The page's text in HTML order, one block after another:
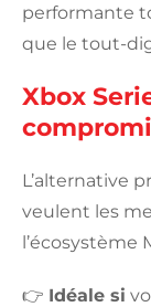
performante
que le tout-
Xbox
L’alternative
veulent les
l’écosystème
👉 Idéale si